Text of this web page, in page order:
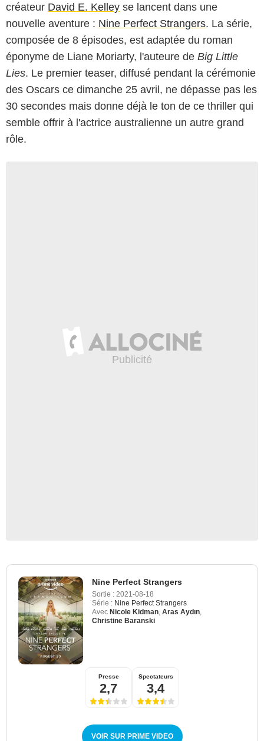
créateur David E. Kelley se lancent dans une
nouvelle aventure : Nine Perfect Strangers. La série,
composée de 8 épisodes, est adaptée du roman
éponyme de Liane Moriarty, l'auteure de Big Little
Lies. Le premier teaser, diffusé pendant la cérémonie
des Oscars ce dimanche 25 avril, ne dépasse pas les
30 secondes mais donne déjà le ton de ce thriller qui
semble offrir à l'actrice australienne un autre grand
rôle.
Nine Perfect Strangers
Sortie : 2021-08-18
Série : Nine Perfect Strangers
Avec Nicole Kidman Aras Aydın
Christine Baranski
Presse
2,7
Spectateurs
3,4
VOIR SUR PRIME VIDEO